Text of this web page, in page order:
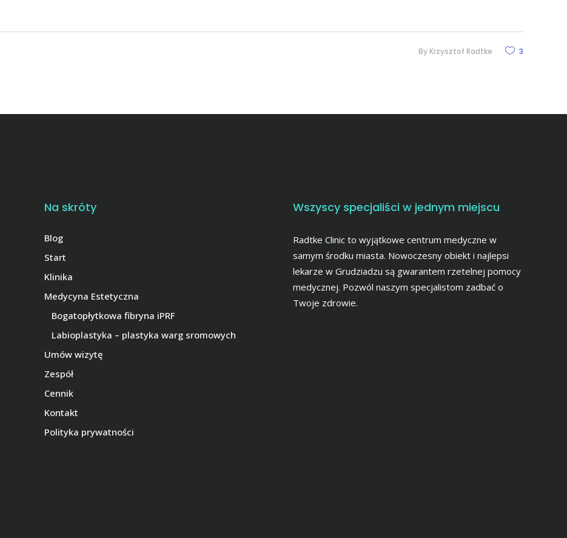
By Krzysztof Radtke 3
Na skróty
Blog
Start
Klinika
Medycyna Estetyczna
Bogatopłytkowa fibryna iPRF
Labioplastyka – plastyka warg sromowych
Umów wizytę
Zespół
Cennik
Kontakt
Polityka prywatności
Wszyscy specjaliści w jednym miejscu
Radtke Clinic to wyjątkowe centrum medyczne w
samym środku miasta. Nowoczesny obiekt i najlepsi
lekarze w Grudziadzu są gwarantem rzetelnej pomocy
medycznej. Pozwól naszym specjalistom zadbać o
Twoje zdrowie.